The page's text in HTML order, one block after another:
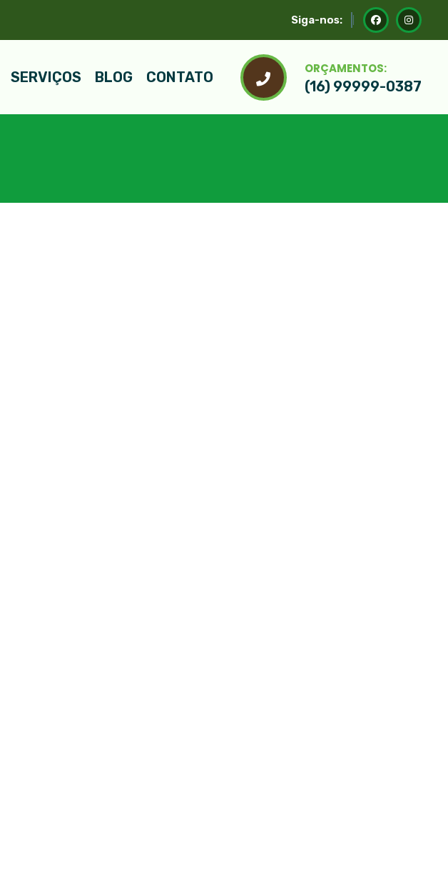
Siga-nos:
SERVIÇOS BLOG CONTATO
ORÇAMENTOS:
(16) 99999-0387